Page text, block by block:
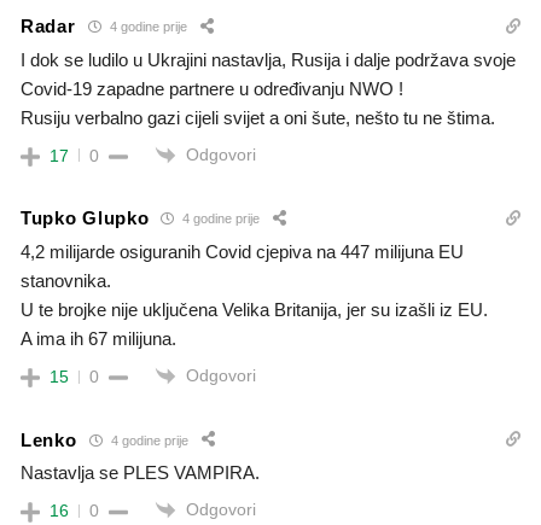
Radar 4 godine prije
I dok se ludilo u Ukrajini nastavlja, Rusija i dalje podržava svoje
Covid-19 zapadne partnere u određivanju NWO !
Rusiju verbalno gazi cijeli svijet a oni šute, nešto tu ne štima.
17 0 Odgovori
Tupko Glupko 4 godine prije
4,2 milijarde osiguranih Covid cjepiva na 447 milijuna EU
stanovnika.
U te brojke nije uključena Velika Britanija, jer su izašli iz EU.
A ima ih 67 milijuna.
15 0 Odgovori
Lenko 4 godine prije
Nastavlja se PLES VAMPIRA.
16 0 Odgovori